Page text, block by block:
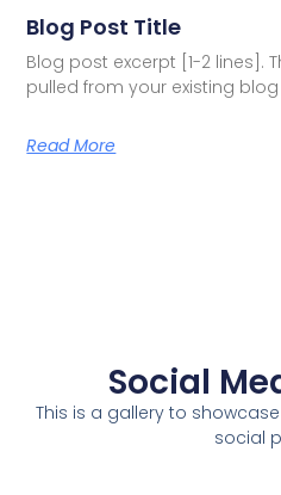
Blog Post Title
Blog post excerpt [1-2 lines].
pulled from your existing
Read More
Social
This is a gallery to
social